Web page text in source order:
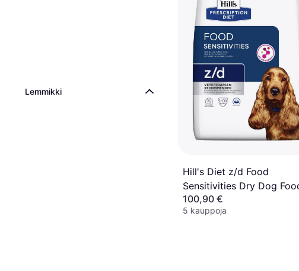
Lemmikki
Hill's Diet z/d Food
Sensitivities Dry Dog
100,90 €
5 kauppoja